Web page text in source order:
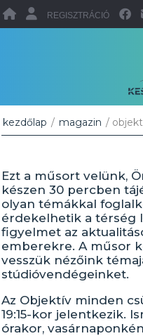
REGISZTRÁCIÓ
kezdőlap / magazin /
Ezt a műsort velünk,
készen 30 percben
olyan témákkal
érdekelhetik a térség
figyelmet az
emberekre. A műsor
vesszük nézőink
stúdióvendégeinket.
Az Objektív minden
19:15-kor jelentkezik.
órakor,